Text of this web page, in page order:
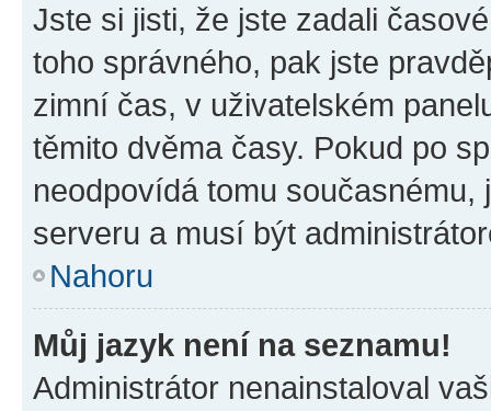
Jste si jisti, že jste zadali
toho správného, pak jste
zimní čas, v uživatelském
těmito dvěma časy. Pokud po
neodpovídá tomu
serveru a musí být
Nahoru
Můj jazyk není na seznamu!
Administrátor nenainstaloval